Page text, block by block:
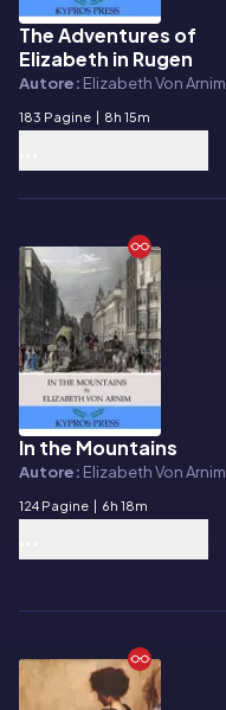
E-book
The Adventures of
Elizabeth in Rugen
Autore: Elizabeth Von Arnim
183 Pagine | 8h 15m
E-book
In the Mountains
Autore: Elizabeth Von Arnim
124 Pagine | 6h 18m